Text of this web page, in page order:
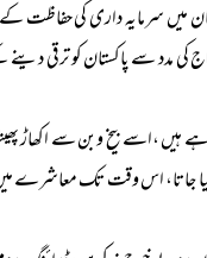
میں سرمایہ داری کی حفاظت
مدد سے پاکستان کو ترقی دینے
ہیں ،اسے بیخ وبن سے اکھاڑ
جاتا، اس وقت تک معاشرے